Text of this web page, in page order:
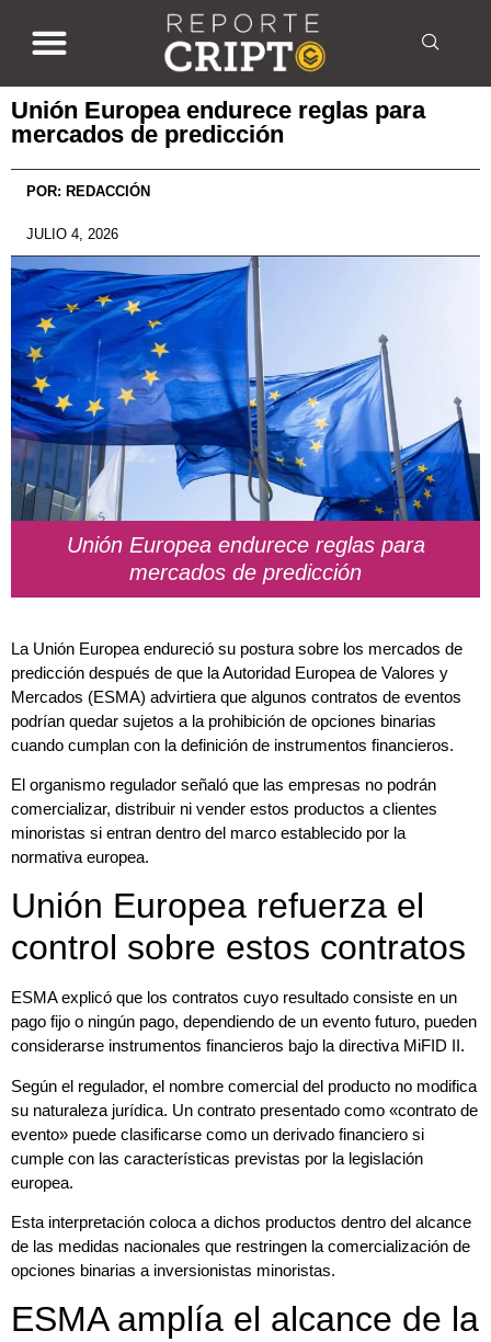
Unión Europea endurece reglas para
mercados de predicción
POR: REDACCIÓN
JULIO 4, 2026
Unión Europea endurece reglas para
mercados de predicción
La Unión Europea endureció su postura sobre los mercados de
predicción después de que la Autoridad Europea de Valores y
Mercados (ESMA) advirtiera que algunos contratos de eventos
podrían quedar sujetos a la prohibición de opciones binarias
cuando cumplan con la definición de instrumentos financieros.
El organismo regulador señaló que las empresas no podrán
comercializar, distribuir ni vender estos productos a clientes
minoristas si entran dentro del marco establecido por la
normativa europea.
Unión Europea refuerza el
control sobre estos contratos
ESMA explicó que los contratos cuyo resultado consiste en un
pago fijo o ningún pago, dependiendo de un evento futuro, pueden
considerarse instrumentos financieros bajo la directiva MiFID II.
Según el regulador, el nombre comercial del producto no modifica
su naturaleza jurídica. Un contrato presentado como «contrato de
evento» puede clasificarse como un derivado financiero si
cumple con las características previstas por la legislación
europea.
Esta interpretación coloca a dichos productos dentro del alcance
de las medidas nacionales que restringen la comercialización de
opciones binarias a inversionistas minoristas.
ESMA amplía el alcance de la